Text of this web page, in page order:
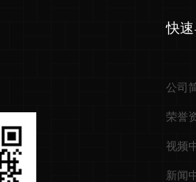
快
公司
荣誉
视频
新闻